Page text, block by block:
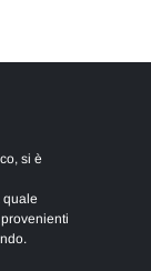
si è
quale